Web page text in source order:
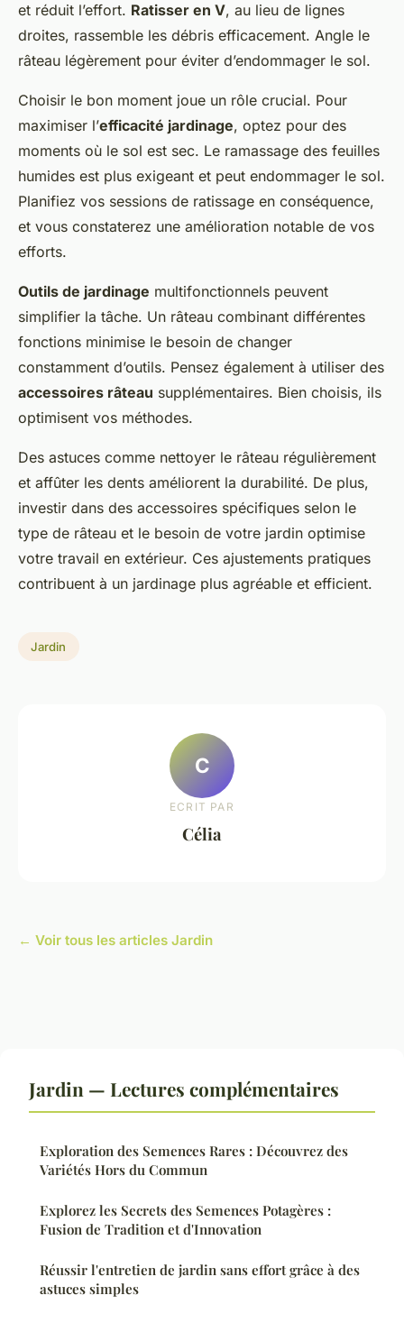
et réduit l’effort. Ratisser en V, au lieu de lignes
droites, rassemble les débris efficacement. Angle le
râteau légèrement pour éviter d’endommager le sol.
Choisir le bon moment joue un rôle crucial. Pour
maximiser l’efficacité jardinage, optez pour des
moments où le sol est sec. Le ramassage des feuilles
humides est plus exigeant et peut endommager le sol.
Planifiez vos sessions de ratissage en conséquence,
et vous constaterez une amélioration notable de vos
efforts.
Outils de jardinage multifonctionnels peuvent
simplifier la tâche. Un râteau combinant différentes
fonctions minimise le besoin de changer
constamment d’outils. Pensez également à utiliser des
accessoires râteau supplémentaires. Bien choisis, ils
optimisent vos méthodes.
Des astuces comme nettoyer le râteau régulièrement
et affûter les dents améliorent la durabilité. De plus,
investir dans des accessoires spécifiques selon le
type de râteau et le besoin de votre jardin optimise
votre travail en extérieur. Ces ajustements pratiques
contribuent à un jardinage plus agréable et efficient.
Jardin
C
ECRIT PAR
Célia
← Voir tous les articles Jardin
Jardin — Lectures complémentaires
Exploration des Semences Rares : Découvrez des
Variétés Hors du Commun
Explorez les Secrets des Semences Potagères :
Fusion de Tradition et d'Innovation
Réussir l'entretien de jardin sans effort grâce à des
astuces simples